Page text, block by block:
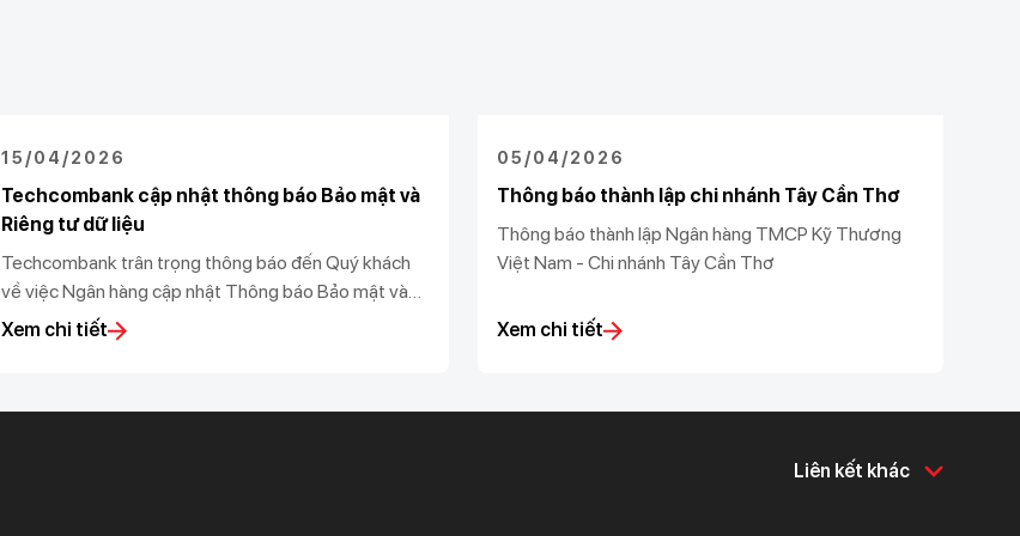
15/04/2026
Techcombank cập nhật thông báo Bảo mật và
Riêng tư dữ liệu
Techcombank trân trọng thông báo đến Quý khách
về việc Ngân hàng cập nhật Thông báo Bảo mật và
Riêng tư dữ liệu (“Thông báo”) theo Luật bảo vệ dữ
liệu cá nhân 91/2025/QH15 và Nghị định số
Xem chi tiết
05/04/2026
Thông báo thành lập chi nhánh Tây Cần Thơ
Thông báo thành lập Ngân hàng TMCP Kỹ Thương
Việt Nam - Chi nhánh Tây Cần Thơ
Xem chi tiết
Liên kết khác